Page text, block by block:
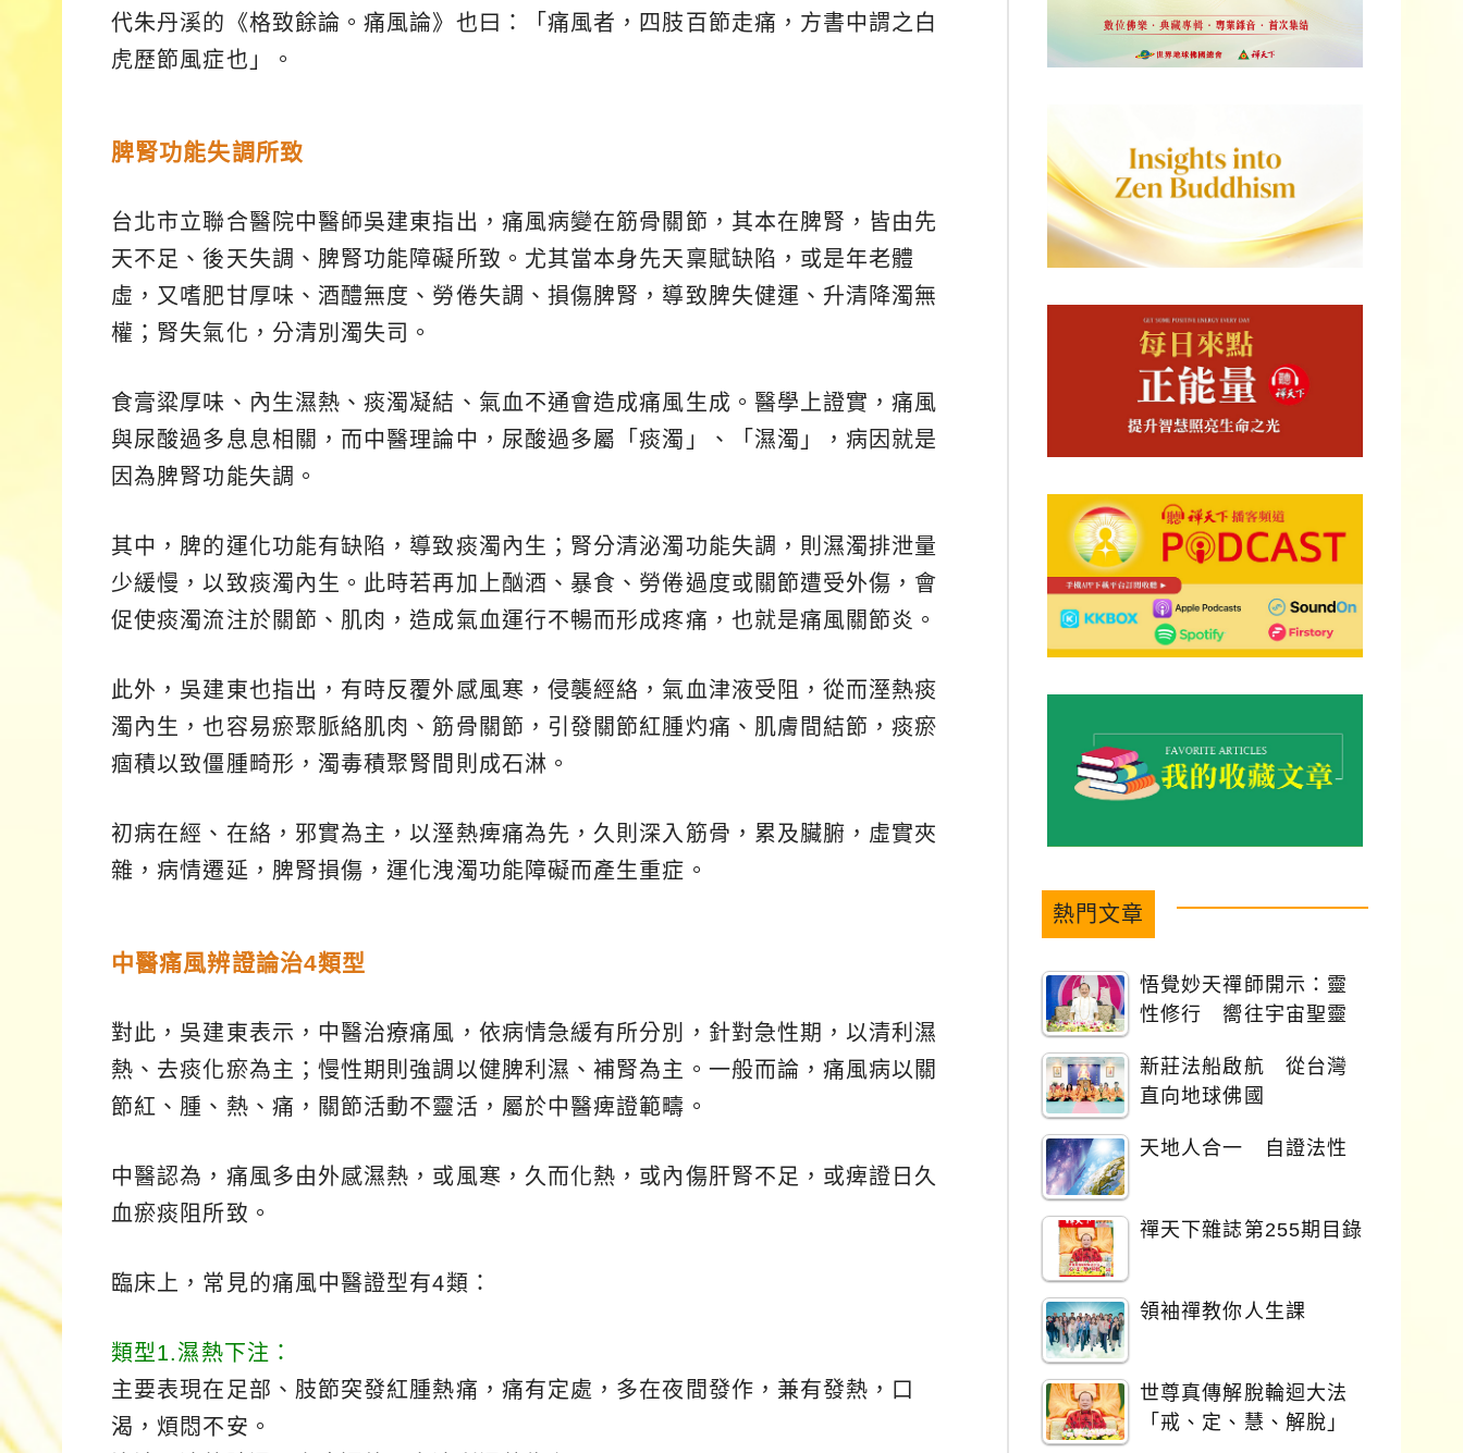
代朱丹溪的《格致餘論。痛風論》也曰：「痛風者，四肢百節走痛，方書中謂之白
虎歷節風症也」。
脾腎功能失調所致
台北市立聯合醫院中醫師吳建東指出，痛風病變在筋骨關節，其本在脾腎，皆由先
天不足、後天失調、脾腎功能障礙所致。尤其當本身先天稟賦缺陷，或是年老體
虛，又嗜肥甘厚味、酒醴無度、勞倦失調、損傷脾腎，導致脾失健運、升清降濁無
權；腎失氣化，分清別濁失司。
食膏粱厚味、內生濕熱、痰濁凝結、氣血不通會造成痛風生成。醫學上證實，痛風
與尿酸過多息息相關，而中醫理論中，尿酸過多屬「痰濁」、「濕濁」，病因就是
因為脾腎功能失調。
其中，脾的運化功能有缺陷，導致痰濁內生；腎分清泌濁功能失調，則濕濁排泄量
少緩慢，以致痰濁內生。此時若再加上酗酒、暴食、勞倦過度或關節遭受外傷，會
促使痰濁流注於關節、肌肉，造成氣血運行不暢而形成疼痛，也就是痛風關節炎。
此外，吳建東也指出，有時反覆外感風寒，侵襲經絡，氣血津液受阻，從而溼熱痰
濁內生，也容易瘀聚脈絡肌肉、筋骨關節，引發關節紅腫灼痛、肌膚間結節，痰瘀
痼積以致僵腫畸形，濁毒積聚腎間則成石淋。
初病在經、在絡，邪實為主，以溼熱痺痛為先，久則深入筋骨，累及臟腑，虛實夾
雜，病情遷延，脾腎損傷，運化洩濁功能障礙而產生重症。
中醫痛風辨證論治4類型
對此，吳建東表示，中醫治療痛風，依病情急緩有所分別，針對急性期，以清利濕
熱、去痰化瘀為主；慢性期則強調以健脾利濕、補腎為主。一般而論，痛風病以關
節紅、腫、熱、痛，關節活動不靈活，屬於中醫痺證範疇。
中醫認為，痛風多由外感濕熱，或風寒，久而化熱，或內傷肝腎不足，或痺證日久
血瘀痰阻所致。
臨床上，常見的痛風中醫證型有4類：
類型1.濕熱下注：
主要表現在足部、肢節突發紅腫熱痛，痛有定處，多在夜間發作，兼有發熱，口
渴，煩悶不安。
熱門文章
悟覺妙天禪師開示：靈
性修行 嚮往宇宙聖靈
新莊法船啟航 從台灣
直向地球佛國
天地人合一 自證法性
禪天下雜誌第255期目錄
領袖禪教你人生課
世尊真傳解脫輪迴大法
「戒、定、慧、解脫」